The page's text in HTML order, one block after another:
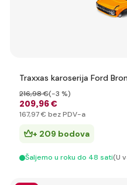
Traxxas karoserija Ford
209,96 €
216,98 €(-3 %)
167,97 € bez PDV-a
+ 209 bodova
Šaljemo u roku do 48 sati(U